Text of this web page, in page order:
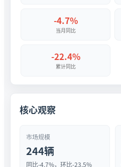
-4.7%
当月同比
-22.4%
累计同比
核心观察
市场规模
244辆
同比-4.7%，环比-23.5%